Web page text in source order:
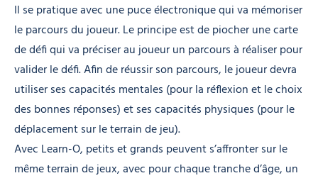
Il se pratique avec une puce électronique qui va mémoriser
le parcours du joueur. Le principe est de piocher une carte
de défi qui va préciser au joueur un parcours à réaliser pour
valider le défi. Afin de réussir son parcours, le joueur devra
utiliser ses capacités mentales (pour la réflexion et le choix
des bonnes réponses) et ses capacités physiques (pour le
déplacement sur le terrain de jeu).
Avec Learn-O, petits et grands peuvent s’affronter sur le
même terrain de jeux, avec pour chaque tranche d’âge, un